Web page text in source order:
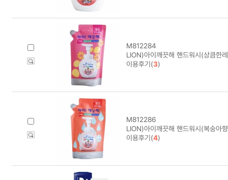
M812284
LION)아이깨끗해 핸드워시(상큼한
이용후기(3)
M812286
LION)아이깨끗해 핸드워시(복숭아
이용후기(4)